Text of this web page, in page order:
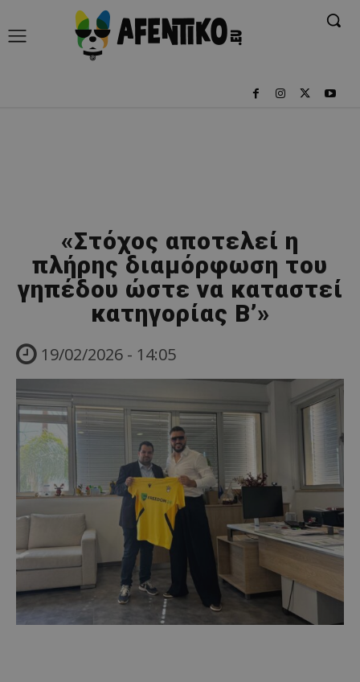
«Στόχος αποτελεί η
πλήρης διαμόρφωση του
γηπέδου ώστε να καταστεί
κατηγορίας Β’»
19/02/2026 - 14:05